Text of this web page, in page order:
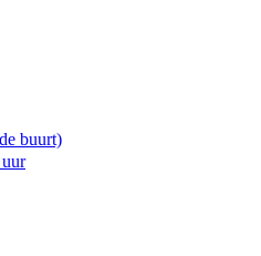
buurt)